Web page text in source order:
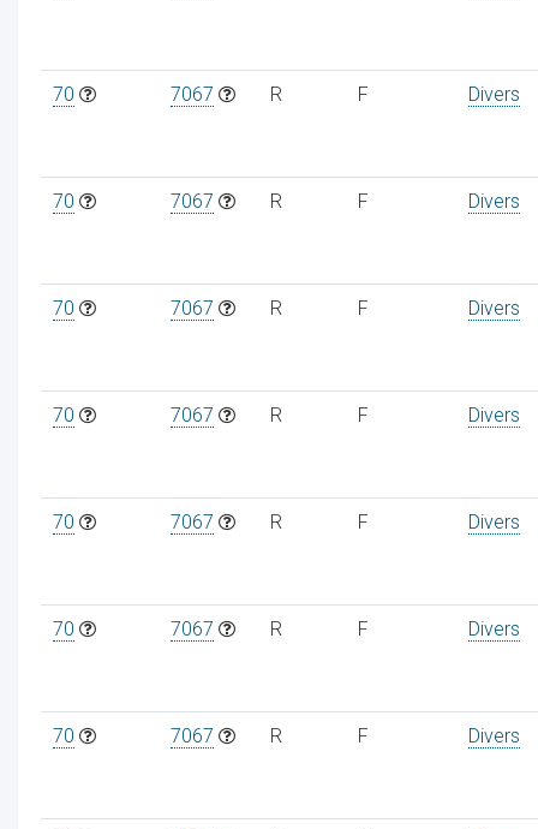
70 7067 R F Divers
70 7067 R F Divers
70 7067 R F Divers
70 7067 R F Divers
70 7067 R F Divers
70 7067 R F Divers
70 7067 R F Divers